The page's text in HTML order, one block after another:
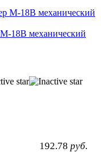
18В механический
192.78 руб.